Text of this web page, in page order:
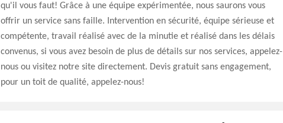
qu'il vous faut! Grâce à une équipe expérimentée, nous saurons vous
offrir un service sans faille. Intervention en sécurité, équipe sérieuse et
compétente, travail réalisé avec de la minutie et réalisé dans les délais
convenus, si vous avez besoin de plus de détails sur nos services, appelez-
nous ou visitez notre site directement. Devis gratuit sans engagement,
pour un toit de qualité, appelez-nous!